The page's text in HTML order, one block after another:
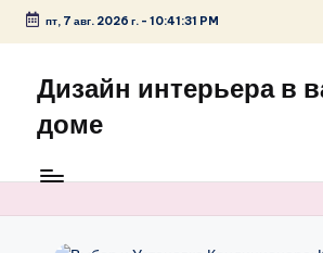
Перейти
содержимому
пт, 7 авг. 2026 г.- 10:41:31 PM
Дизайн интерьера в
доме